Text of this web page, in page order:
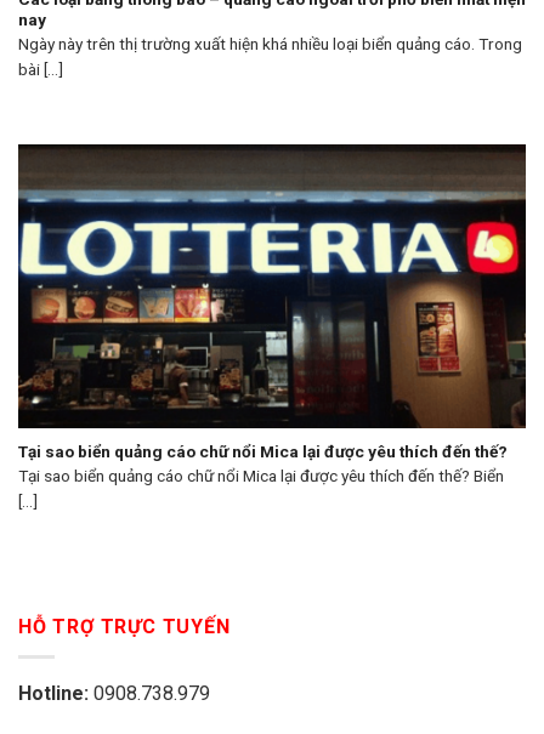
nay
Ngày này trên thị trường xuất hiện khá nhiều loại biển quảng cáo. Trong
bài [...]
Tại sao biển quảng cáo chữ nổi Mica lại được yêu thích đến thế?
Tại sao biển quảng cáo chữ nổi Mica lại được yêu thích đến thế? Biển
[...]
HỖ TRỢ TRỰC TUYẾN
Hotline: 0908.738.979